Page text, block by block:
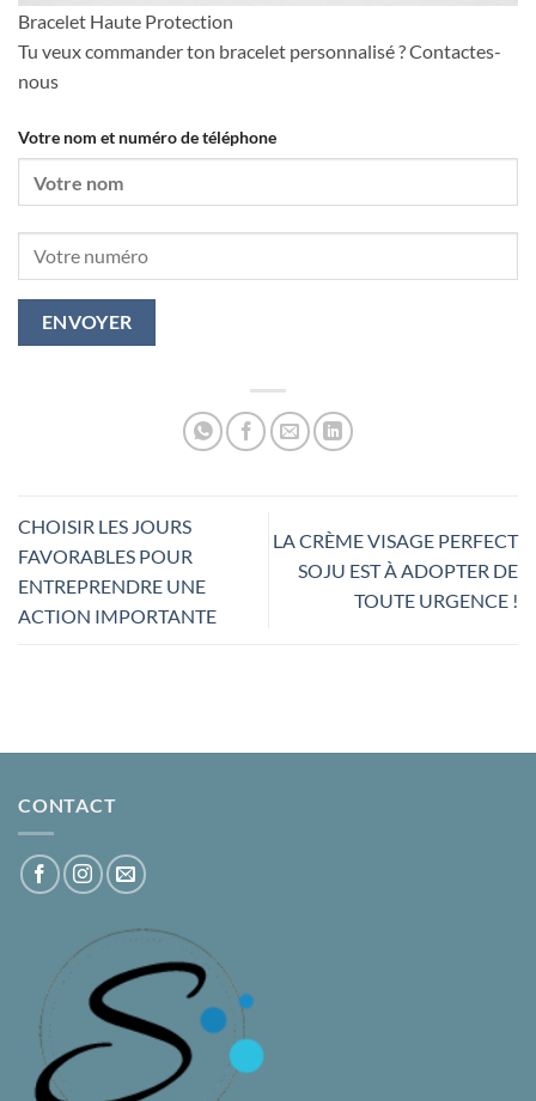
Bracelet Haute Protection
Tu veux commander ton bracelet personnalisé ? Contactes-
nous
Votre nom et numéro de téléphone
CHOISIR LES JOURS
FAVORABLES POUR
ENTREPRENDRE UNE
ACTION IMPORTANTE
LA CRÈME VISAGE PERFECT
SOJU EST À ADOPTER DE
TOUTE URGENCE !
CONTACT